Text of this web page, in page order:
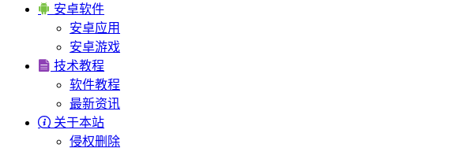
 安卓软件
安卓应用
安卓游戏
 技术教程
软件教程
最新资讯
 关于本站
侵权删除